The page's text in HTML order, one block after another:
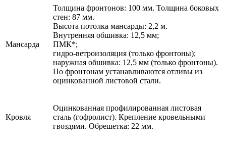
Мансарда
Толщина фронтонов: 100 мм. Толщина боковых
стен: 87 мм.
Высота потолка мансарды: 2,2 м.
Внутренняя обшивка: 12,5 мм;
ПМК*;
гидро-ветроизоляция (только фронтоны);
наружная обшивка: 12,5 мм (только фронтоны).
По фронтонам устанавливаются отливы из
оцинкованной листовой стали.
Кровля
Оцинкованная профилированная листовая
сталь (гофролист). Крепление кровельными
гвоздями. Обрешетка: 22 мм.